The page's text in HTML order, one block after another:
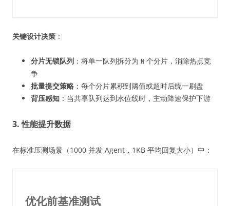
关键设计决策 ：
分片无锁队列 ：将单一队列拆分为 N 个分片，消除热点竞
争
批量提交策略 ：每个分片累积到阈值或超时后统一刷盘
背压感知 ：当共享队列达到水位线时，主动降速保护下游
3. 性能提升数据
在标准压测场景（1000 并发 Agent，1KB 平均回复大小）中：
优化前基准测试